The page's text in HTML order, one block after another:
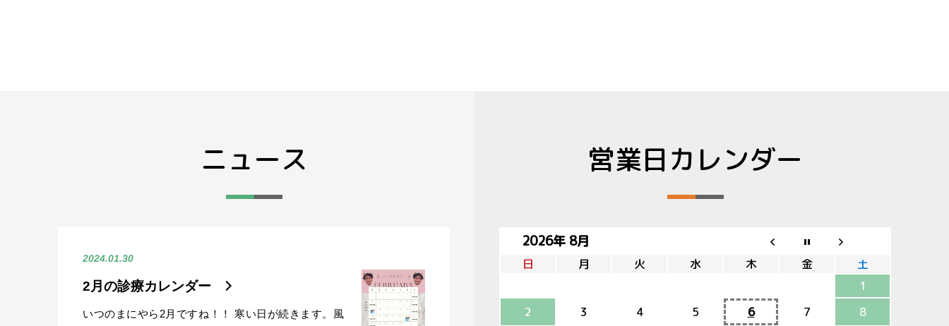
ニュース
2024.01.30
2月の診療カレンダー
いつのまにやら2月ですね！！ 寒い日が続きます。風
営業日カレンダー
2026年 8月
日 月 火 水 木 金
土
1
2
3 4 5 6 7
8